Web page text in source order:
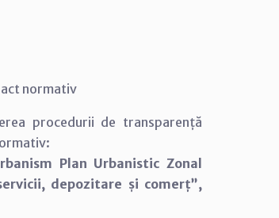
normativ
procedurii de transparență
Plan Urbanistic Zonal
depozitare și comerț”,